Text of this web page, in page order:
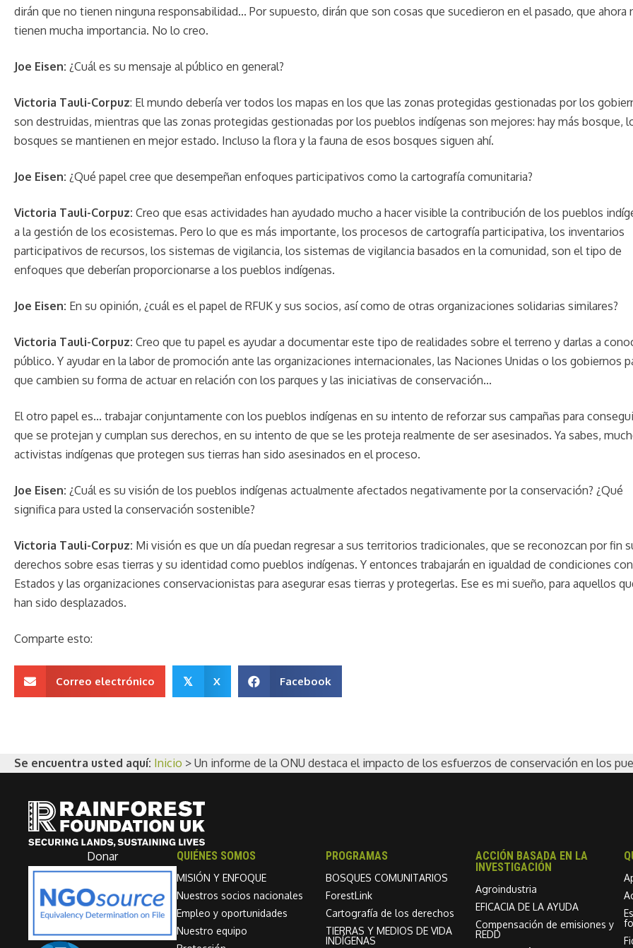
dirán que no tienen ninguna responsabilidad... Por supuesto, dirán que son cosas que sucedieron en el pasado, que ahora
tienen mucha importancia. No lo creo.
Joe Eisen: ¿Cuál es su mensaje al público en general?
Victoria Tauli-Corpuz: El mundo debería ver todos los mapas en los que las zonas protegidas gestionadas por los
son destruidas, mientras que las zonas protegidas gestionadas por los pueblos indígenas son mejores: hay más bosque,
bosques se mantienen en mejor estado. Incluso la flora y la fauna de esos bosques siguen ahí.
Joe Eisen: ¿Qué papel cree que desempeñan enfoques participativos como la cartografía comunitaria?
Victoria Tauli-Corpuz: Creo que esas actividades han ayudado mucho a hacer visible la contribución de los pueblos
a la gestión de los ecosistemas. Pero lo que es más importante, los procesos de cartografía participativa, los inventarios
participativos de recursos, los sistemas de vigilancia, los sistemas de vigilancia basados en la comunidad, son el tipo de
enfoques que deberían proporcionarse a los pueblos indígenas.
Joe Eisen: En su opinión, ¿cuál es el papel de RFUK y sus socios, así como de otras organizaciones solidarias similares?
Victoria Tauli-Corpuz: Creo que tu papel es ayudar a documentar este tipo de realidades sobre el terreno y darlas a
público. Y ayudar en la labor de promoción ante las organizaciones internacionales, las Naciones Unidas o los gobiernos
que cambien su forma de actuar en relación con los parques y las iniciativas de conservación...
El otro papel es... trabajar conjuntamente con los pueblos indígenas en su intento de reforzar sus campañas para
que se protejan y cumplan sus derechos, en su intento de que se les proteja realmente de ser asesinados. Ya sabes,
activistas indígenas que protegen sus tierras han sido asesinados en el proceso.
Joe Eisen: ¿Cuál es su visión de los pueblos indígenas actualmente afectados negativamente por la conservación? ¿Qué
significa para usted la conservación sostenible?
Victoria Tauli-Corpuz: Mi visión es que un día puedan regresar a sus territorios tradicionales, que se reconozcan por fin
derechos sobre esas tierras y su identidad como pueblos indígenas. Y entonces trabajarán en igualdad de condiciones
Estados y las organizaciones conservacionistas para asegurar esas tierras y protegerlas. Ese es mi sueño, para aquellos
han sido desplazados.
Comparte esto:
Correo electrónico 𝕏 X Facebook
Se encuentra usted aquí: Inicio > Un informe de la ONU destaca el impacto de los esfuerzos de conservación en los
Donar QUIÉNES SOMOS
MISIÓN Y ENFOQUE
Nuestros socios nacionales
Empleo y oportunidades
Nuestro equipo
PROGRAMAS
BOSQUES COMUNITARIOS
ForestLink
Cartografía de los derechos
TIERRAS Y MEDIOS DE VIDA
INDÍGENAS
ACCIÓN BASADA EN LA
INVESTIGACIÓN
Agroindustria
EFICACIA DE LA AYUDA
Compensación de emisiones y
REDD